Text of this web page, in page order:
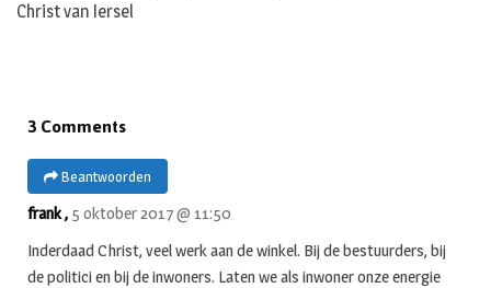
Christ van Iersel
3 Comments
Beantwoorden
frank , 5 oktober 2017 @ 11:50
Inderdaad Christ, veel werk aan de winkel. Bij de bestuurders, bij
de politici en bij de inwoners. Laten we als inwoner onze energie